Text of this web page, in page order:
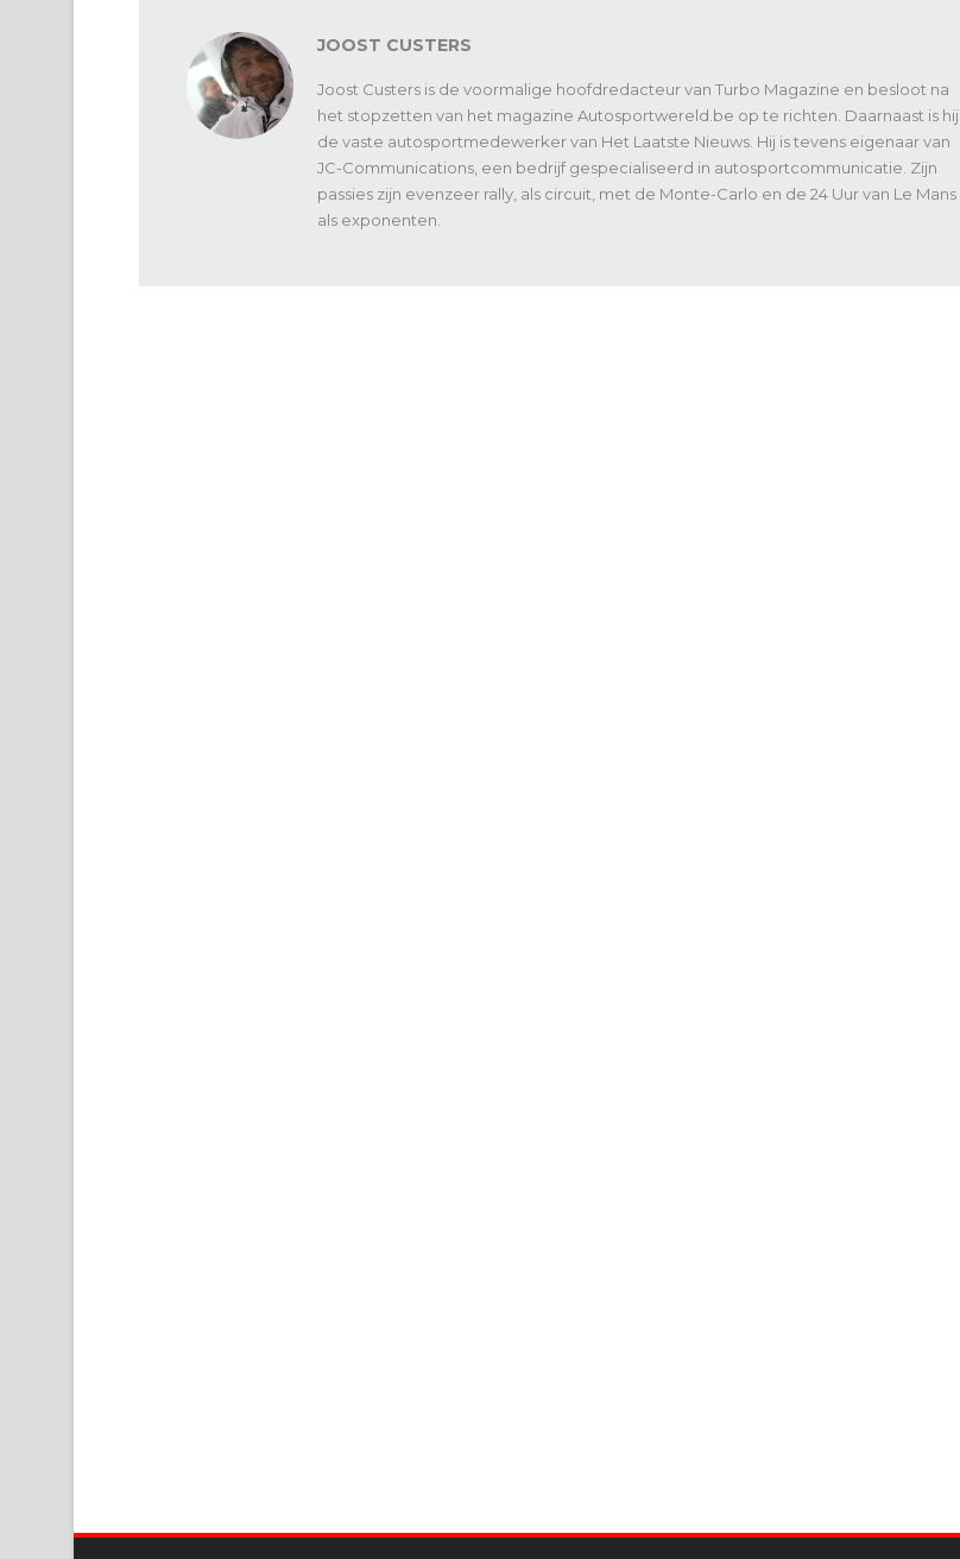
JOOST CUSTERS
Joost Custers is de voormalige hoofdredacteur van Turbo Magazine en besloot na
het stopzetten van het magazine Autosportwereld.be op te richten. Daarnaast is hij
de vaste autosportmedewerker van Het Laatste Nieuws. Hij is tevens eigenaar van
JC-Communications, een bedrijf gespecialiseerd in autosportcommunicatie. Zijn
passies zijn evenzeer rally, als circuit, met de Monte-Carlo en de 24 Uur van Le Mans
als exponenten.